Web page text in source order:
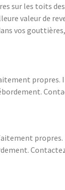
sur les toits
valeur de
vos
propres.